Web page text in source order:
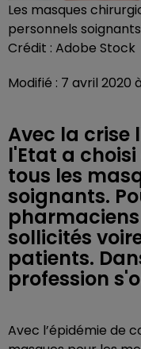
Les masques
personnels soignants
Crédit : Adobe Stock
Modifié : 7 avril 2020
Avec la crise
l'Etat a
tous les
soignants.
sollicités
patients.
profession
Avec l’épidémie de